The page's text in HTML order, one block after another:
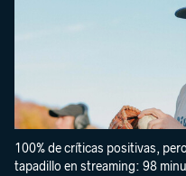
100% de críticas positivas,
tapadillo en streaming: 98